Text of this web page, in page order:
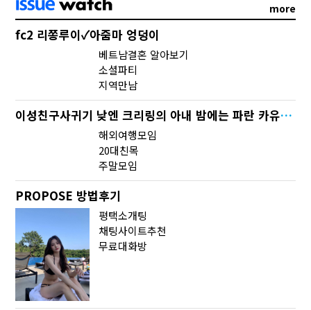
more
fc2 리쫑루이✓아줌마 엉덩이
베트남결혼 알아보기
소셜파티
지역만남
이성친구사귀기 낮엔 크리링의 아내 밤에는 파란 카유미도메
해외여행모임
20대친목
주말모임
PROPOSE 방법후기
평택소개팅
채팅사이트추천
무료대화방